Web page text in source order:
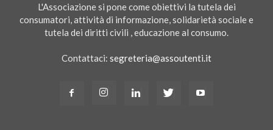
L'Associazione si pone come obiettivi la tutela dei
consumatori, attività di informazione, solidarietà sociale e
tutela dei diritti civili , educazione al consumo.
Contattaci: segreteria@assoutenti.it